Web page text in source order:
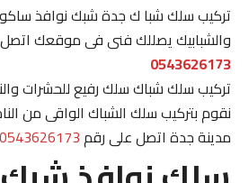
تركيب سلك شبا ك جدة شبك نوافذ
والشبابيك يصللك فنى فى موقعك
0543626173
تركيب سلك شباك سلك رفيع للحشرات
نقوم بتركيب سلك الشباك الواقى من
مدينة جدة اتصل على رقم0543626173